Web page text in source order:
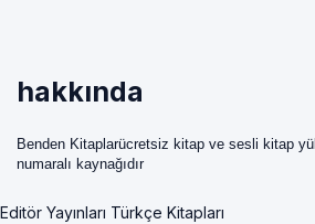
hakkında
Benden Kitaplarücretsiz kitap ve sesli kitap
numaralı kaynağıdır
Editör Yayınları Türkçe Kitapları